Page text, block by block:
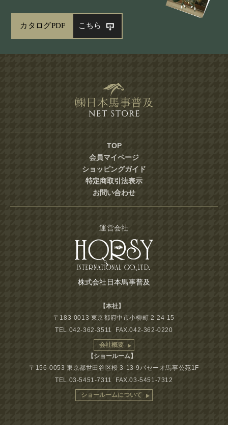
カタログPDF こちら
TOP
会員マイページ
ショッピングガイド
特定商取引法表示
お問い合わせ
運営会社
株式会社日本馬事普及
【本社】
〒183-0013 東京都府中市小柳町 2-24-15
TEL.042-362-3511 FAX.042-362-0220
会社概要
【ショールーム】
〒156-0053 東京都世田谷区桜 3-13-9パセーオ馬事公苑1F
TEL.03-5451-7311 FAX.03-5451-7312
ショールームについて